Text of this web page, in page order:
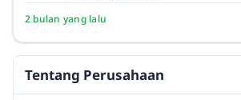
2 bulan yang lalu
Tentang Perusahaan